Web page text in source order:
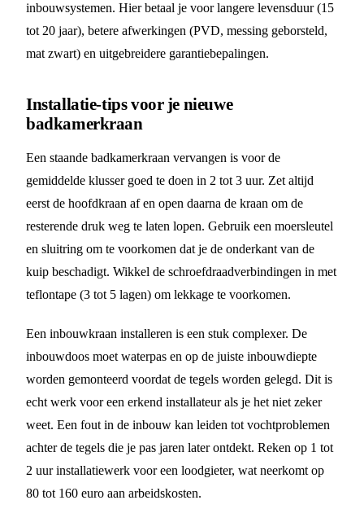
inbouwsystemen. Hier betaal je voor langere levensduur (15
tot 20 jaar), betere afwerkingen (PVD, messing geborsteld,
mat zwart) en uitgebreidere garantiebepalingen.
Installatie-tips voor je nieuwe
badkamerkraan
Een staande badkamerkraan vervangen is voor de
gemiddelde klusser goed te doen in 2 tot 3 uur. Zet altijd
eerst de hoofdkraan af en open daarna de kraan om de
resterende druk weg te laten lopen. Gebruik een moersleutel
en sluitring om te voorkomen dat je de onderkant van de
kuip beschadigt. Wikkel de schroefdraadverbindingen in met
teflontape (3 tot 5 lagen) om lekkage te voorkomen.
Een inbouwkraan installeren is een stuk complexer. De
inbouwdoos moet waterpas en op de juiste inbouwdiepte
worden gemonteerd voordat de tegels worden gelegd. Dit is
echt werk voor een erkend installateur als je het niet zeker
weet. Een fout in de inbouw kan leiden tot vochtproblemen
achter de tegels die je pas jaren later ontdekt. Reken op 1 tot
2 uur installatiewerk voor een loodgieter, wat neerkomt op
80 tot 160 euro aan arbeidskosten.